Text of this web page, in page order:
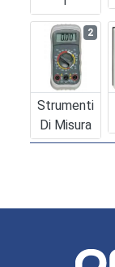
Strumenti
Di Misura
2